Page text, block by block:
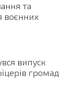
та
воєнних
випуск
громад